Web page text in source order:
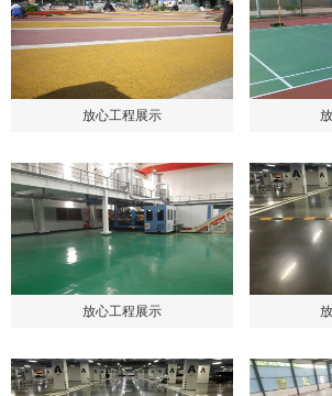
放心工程展示
放心工程展示